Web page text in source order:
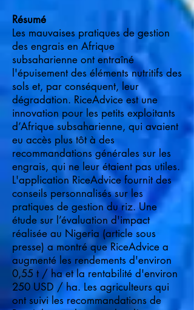
Résumé
Les mauvaises pratiques de gestion
des engrais en Afrique
subsaharienne ont entraîné
l'épuisement des éléments nutritifs des
sols et, par conséquent, leur
dégradation. RiceAdvice est une
innovation pour les petits exploitants
d’Afrique subsaharienne, qui avaient
eu accès plus tôt à des
recommandations générales sur les
engrais, qui ne leur étaient pas utiles.
L'application RiceAdvice fournit des
conseils personnalisés sur les
pratiques de gestion du riz. Une
étude sur l’évaluation d'impact
réalisée au Nigeria (article sous
presse) a montré que RiceAdvice a
augmenté les rendements d'environ
0,55 t / ha et la rentabilité d'environ
250 USD / ha. Les agriculteurs qui
ont suivi les recommandations de